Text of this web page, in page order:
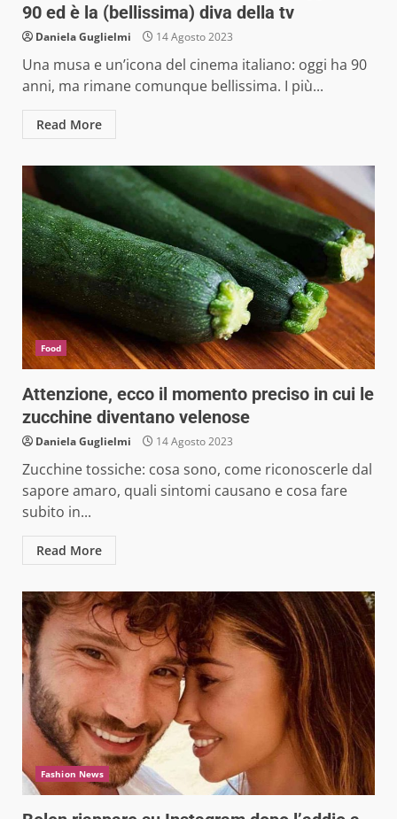
90 ed è la (bellissima) diva della tv
Daniela Guglielmi 14 Agosto 2023
Una musa e un’icona del cinema italiano: oggi ha 90
anni, ma rimane comunque bellissima. I più...
Read More
Food
Attenzione, ecco il momento preciso in cui le
zucchine diventano velenose
Daniela Guglielmi 14 Agosto 2023
Zucchine tossiche: cosa sono, come riconoscerle dal
sapore amaro, quali sintomi causano e cosa fare
subito in...
Read More
Fashion News